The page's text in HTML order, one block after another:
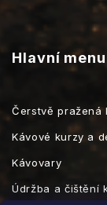
Hlavní menu
Čerstvě pražená
Kávové kurzy a
Kávovary
Údržba a čištění